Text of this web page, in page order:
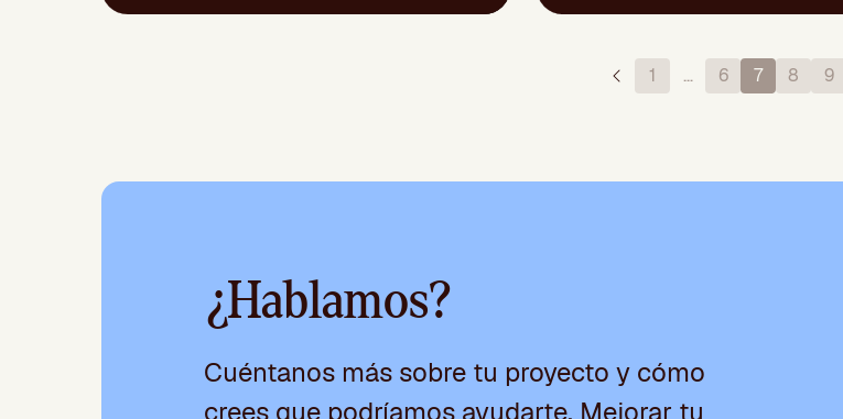
1 … 6 7 8 9
¿Hablamos?
Cuéntanos más sobre tu proyecto y cómo
crees que podríamos ayudarte. Mejorar tu